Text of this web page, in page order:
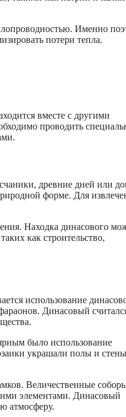
Именно
потери тепла.
вместе с другими
проводить
древние дней или
форме. Для
Находка динасового
как строительство,
использование
Динасовый
было использование
украшали полы и стены
Величественные
элементами. Динасовый
атмосферу.